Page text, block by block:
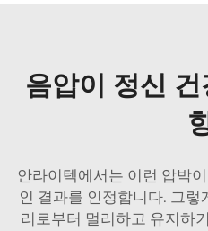
음압이 정신
안라이텍에서는 이런 압박
인 결과를 인정합니다. 그
리로부터 멀리하고 유지하